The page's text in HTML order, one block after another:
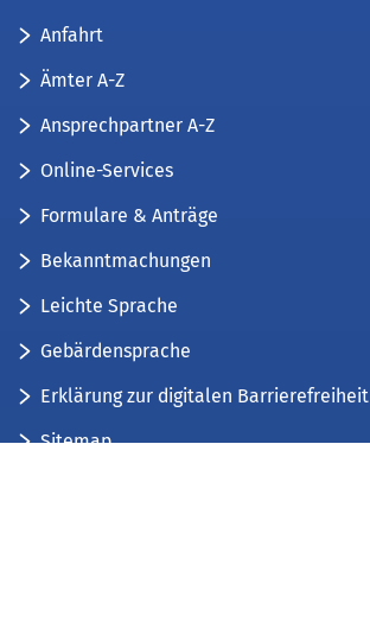
Anfahrt
Ämter A-Z
Ansprechpartner A-Z
Online-Services
Formulare & Anträge
Bekanntmachungen
Leichte Sprache
Gebärdensprache
Erklärung zur digitalen Barrierefreiheit
Sitemap